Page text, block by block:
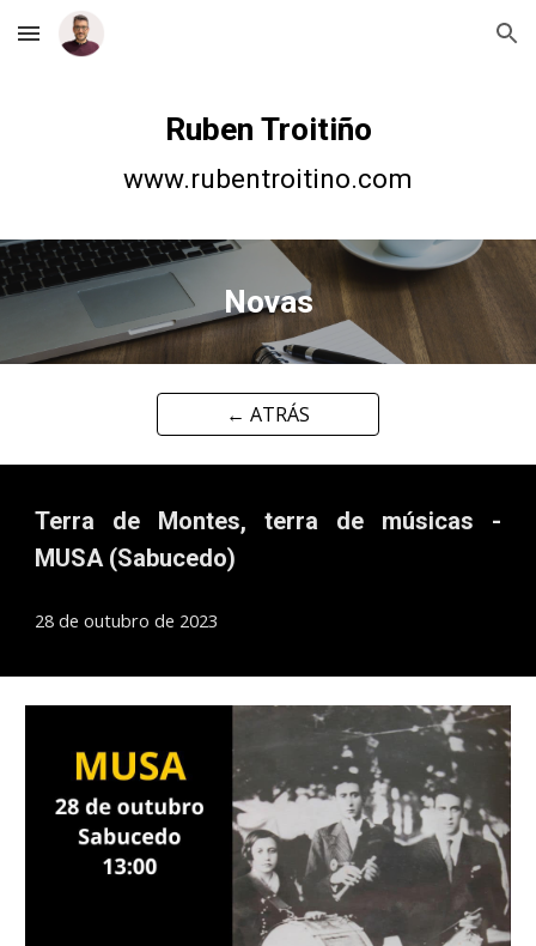
Skip to main content Skip to navigation
Ruben Troitiño
www.rubentroitino.com
Novas
← ATRÁS
Terra de Montes, terra de músicas -
MUSA (Sabucedo)
28 de outubro de 2023